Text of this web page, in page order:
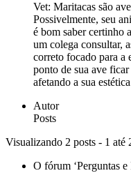
Vet: Maritacas são
Possivelmente, seu
é bom saber certinho
um colega consultar,
correto focado para a
ponto de sua ave
afetando a sua
Autor
Posts
Visualizando 2 posts - 1 até
O fórum ‘Perguntas e